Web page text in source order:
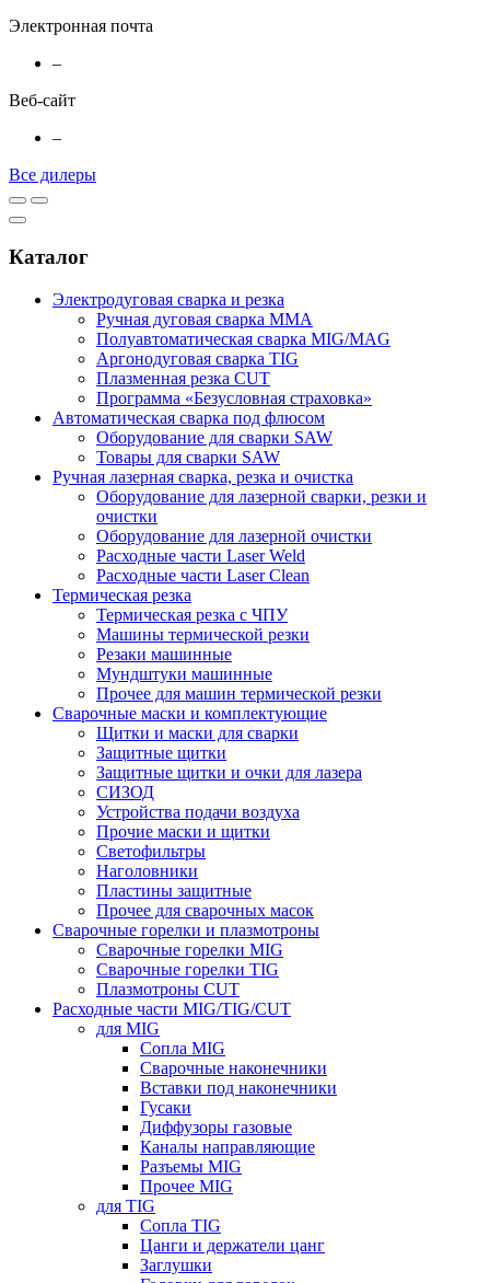
Электронная почта
–
Веб-сайт
–
Все дилеры
Каталог
Электродуговая сварка и резка
Ручная дуговая сварка MMA
Полуавтоматическая сварка MIG/MAG
Аргонодуговая сварка TIG
Плазменная резка CUT
Программа «Безусловная страховка»
Автоматическая сварка под флюсом
Оборудование для сварки SAW
Товары для сварки SAW
Ручная лазерная сварка, резка и очистка
Оборудование для лазерной сварки, резки и
очистки
Оборудование для лазерной очистки
Расходные части Laser Weld
Расходные части Laser Clean
Термическая резка
Термическая резка с ЧПУ
Машины термической резки
Резаки машинные
Мундштуки машинные
Прочее для машин термической резки
Сварочные маски и комплектующие
Щитки и маски для сварки
Защитные щитки
Защитные щитки и очки для лазера
СИЗОД
Устройства подачи воздуха
Прочие маски и щитки
Светофильтры
Наголовники
Пластины защитные
Прочее для сварочных масок
Сварочные горелки и плазмотроны
Сварочные горелки MIG
Сварочные горелки TIG
Плазмотроны CUT
Расходные части MIG/TIG/CUT
для MIG
Сопла MIG
Сварочные наконечники
Вставки под наконечники
Гусаки
Диффузоры газовые
Каналы направляющие
Разъемы MIG
Прочее MIG
для TIG
Сопла TIG
Цанги и держатели цанг
Заглушки